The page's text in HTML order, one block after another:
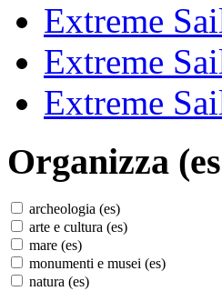
Extreme
Extreme
Extreme
Organizza
archeologia (es)
arte e cultura (es)
mare (es)
monumenti e musei (es)
natura (es)